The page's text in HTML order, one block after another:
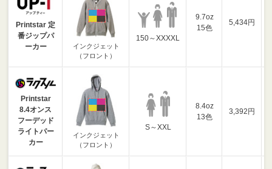
Printstar 定
番ジップパ
ーカー
インクジェット
（フロント）
150～XXXXL
9.7oz
15色
5,434円
Printstar
8.4オンス
フーデッド
ライトパー
カー
インクジェット
（フロント）
S～XXL
8.4oz
13色
3,392円